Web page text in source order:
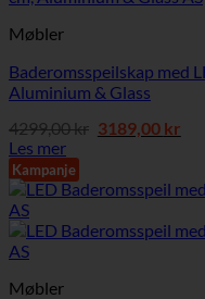
Møbler
Baderomsspeilskap med
Aluminium & Glass
4299,00kr Opprinnelig
pris
4299,00 kr.
3189,00 kr
pris
Les mer
Kampanje
Møbler